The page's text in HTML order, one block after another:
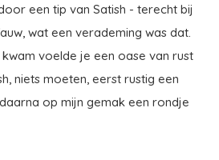
een tip van Satish - terecht bij
wat een verademing was dat.
voelde je een oase van rust
niets moeten, eerst rustig een
op mijn gemak een rondje